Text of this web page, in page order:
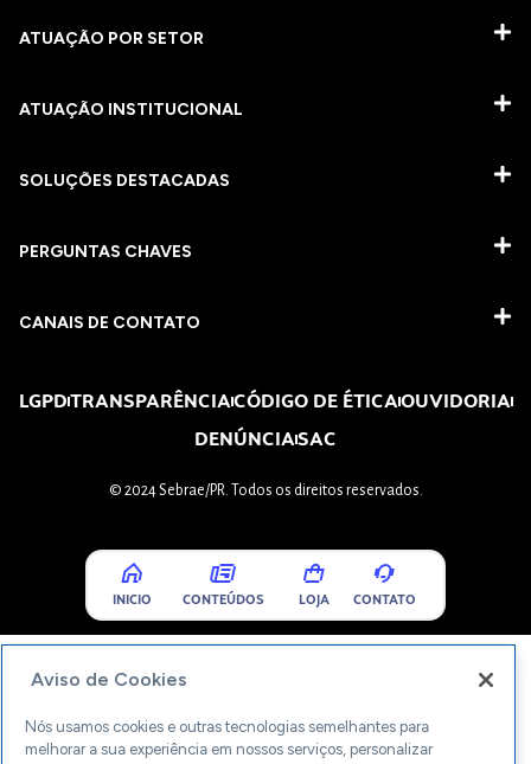
ATUAÇÃO POR SETOR
ATUAÇÃO INSTITUCIONAL
SOLUÇÕES DESTACADAS
PERGUNTAS CHAVES​
CANAIS DE CONTATO
LGPDTRANSPARÊNCIACÓDIGO DE ÉTICAOUVIDORIA
DENÚNCIASAC
© 2024 Sebrae/PR. Todos os direitos reservados.
INICIO CONTEÚDOS LOJA CONTATO
Aviso de Cookies
Nós usamos cookies e outras tecnologias semelhantes para
melhorar a sua experiência em nossos serviços, personalizar